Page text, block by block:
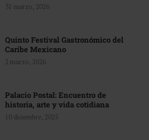
31 marzo, 2026
Quinto Festival Gastronómico del
Caribe Mexicano
2 marzo, 2026
Palacio Postal: Encuentro de
historia, arte y vida cotidiana
10 diciembre, 2025